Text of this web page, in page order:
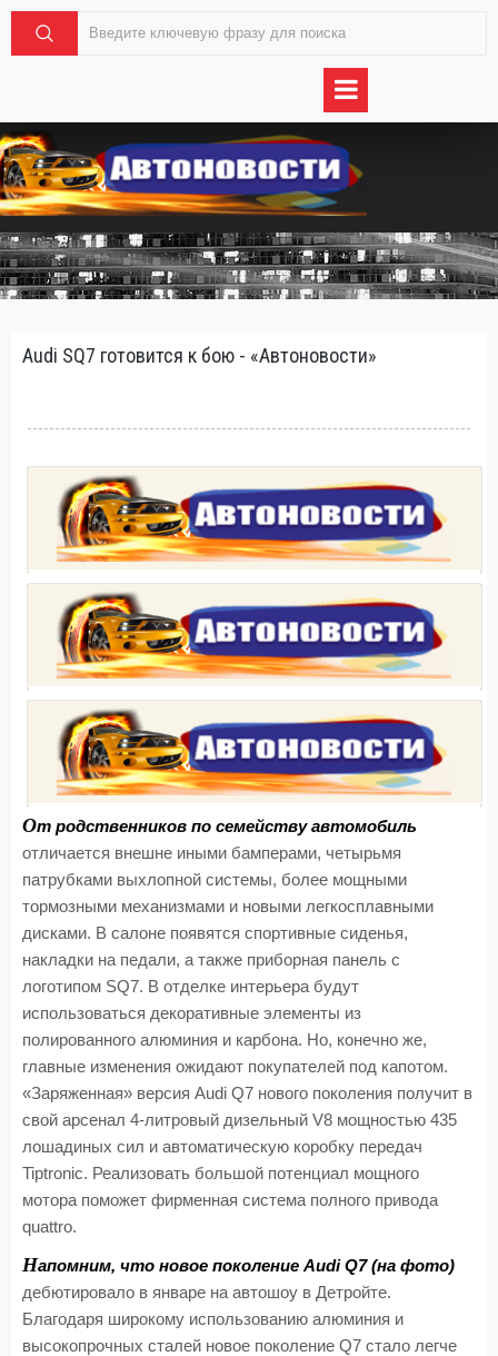
Audi SQ7 готовится к бою - «Автоновости»
От родственников по семейству автомобиль
отличается внешне иными бамперами, четырьмя
патрубками выхлопной системы, более мощными
тормозными механизмами и новыми легкосплавными
дисками. В салоне появятся спортивные сиденья,
накладки на педали, а также приборная панель с
логотипом SQ7. В отделке интерьера будут
использоваться декоративные элементы из
полированного алюминия и карбона. Но, конечно же,
главные изменения ожидают покупателей под капотом.
«Заряженная» версия Audi Q7 нового поколения получит в
свой арсенал 4-литровый дизельный V8 мощностью 435
лошадиных сил и автоматическую коробку передач
Tiptronic. Реализовать большой потенциал мощного
мотора поможет фирменная система полного привода
quattro.
Напомним, что новое поколение Audi Q7 (на фото)
дебютировало в январе на автошоу в Детройте.
Благодаря широкому использованию алюминия и
высокопрочных сталей новое поколение Q7 стало легче